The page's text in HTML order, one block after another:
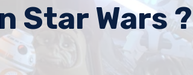
Star Wars ?